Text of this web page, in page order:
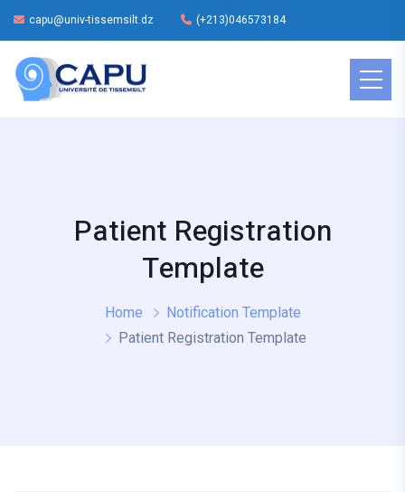
capu@univ-tissemsilt.dz (+213)046573184
Patient Registration
Template
Home
Notification Template
Patient Registration Template